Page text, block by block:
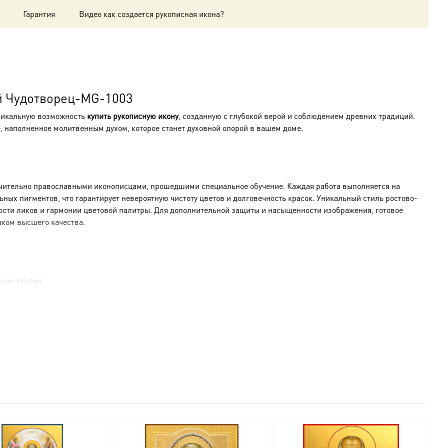
Гарантия Видео как создается рукописная икона?
Чудотворец-MG-1003
возможность купить рукописную икону, созданную с глубокой верой и соблюдением древних традиций.
наполненное молитвенным духом, которое станет духовной опорой в вашем доме.
православными иконописцами, прошедшими специальное обучение. Каждая работа выполняется на
пигментов, что гарантирует невероятную чистоту цветов и долговечность красок. Уникальный стиль ростово-
ликов и гармонии цветовой палитры. Для дополнительной защиты и насыщенности изображения, готовое
высшего качества.
опытом
написать на сусальном золоте с полностью золотым фоном, либо с цветным фоном и золотым нимбом.